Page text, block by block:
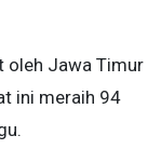
oleh Jawa Timur
ini meraih 94